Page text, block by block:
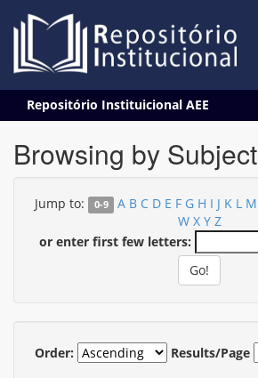
navigation
Repositório Instituicional AEE
Browsing by Subject
Jump to: 0-9 A B C D E F G H I J K L M
W X Y Z
or enter first few letters:
Order: Results/Page